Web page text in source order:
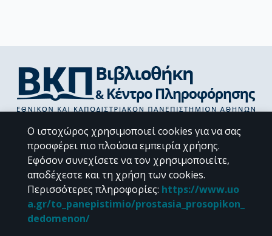
Βιβλιοθήκες Σχολών του ΕΚΠΑ
Υπολογιστικό Κέντρο Βιβλιοθηκών
Επικοινωνία / Helpdesk
Ο ιστοχώρος χρησιμοποιεί cookies για να σας
προσφέρει πιο πλούσια εμπειρία χρήσης.
Εφόσον συνεχίσετε να τον χρησιμοποιείτε,
αποδέχεστε και τη χρήση των cookies.
Περισσότερες πληροφορίες: https://www.uo
a.gr/to_panepistimio/prostasia_prosopikon_
dedomenon/